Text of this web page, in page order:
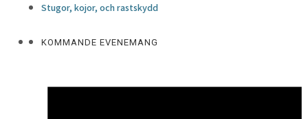
Stugor, kojor, och rastskydd
KOMMANDE EVENEMANG